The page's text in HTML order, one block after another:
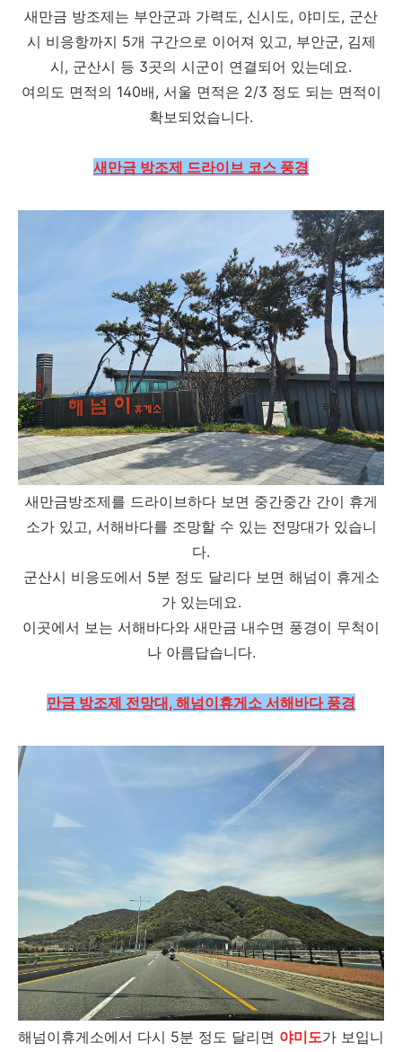
새만금 방조제는 부안군과 가력도, 신시도, 야미도, 군산
시 비응항까지 5개 구간으로 이어져 있고, 부안군, 김제
시, 군산시 등 3곳의 시군이 연결되어 있는데요.
여의도 면적의 140배, 서울 면적은 2/3 정도 되는 면적이
확보되었습니다.
새만금 방조제 드라이브 코스 풍경
새만금방조제를 드라이브하다 보면 중간중간 간이 휴게
소가 있고, 서해바다를 조망할 수 있는 전망대가 있습니
다.
군산시 비응도에서 5분 정도 달리다 보면 해넘이 휴게소
가 있는데요.
이곳에서 보는 서해바다와 새만금 내수면 풍경이 무척이
나 아름답습니다.
만금 방조제 전망대, 해넘이휴게소 서해바다 풍경
해넘이휴게소에서 다시 5분 정도 달리면 야미도가 보입니